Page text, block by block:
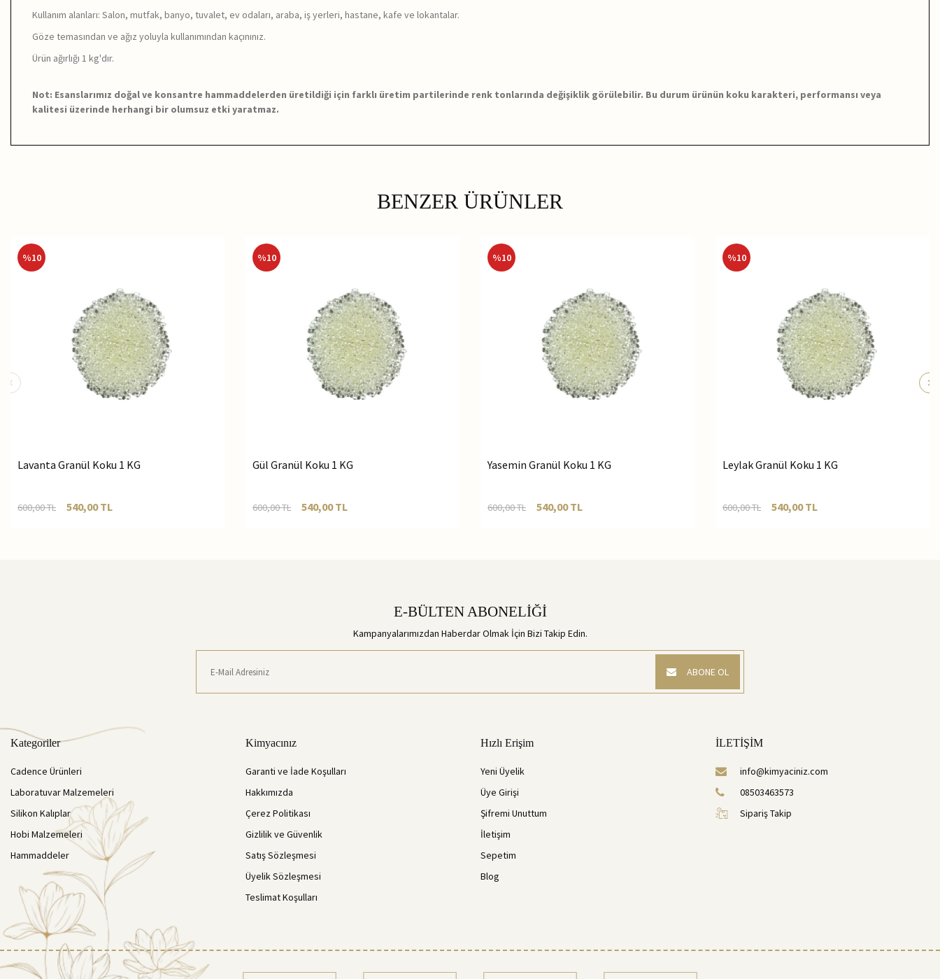
Kullanım alanları: Salon, mutfak, banyo, tuvalet, ev odaları, araba, iş yerleri, hastane, kafe ve lokantalar.
Göze temasından ve ağız yoluyla kullanımından kaçınınız.
Ürün ağırlığı 1 kg'dır.
Not: Esanslarımız doğal ve konsantre hammaddelerden üretildiği için farklı üretim partilerinde renk tonlarında değişiklik görülebilir. Bu durum ürünün koku karakteri, performansı veya
kalitesi üzerinde herhangi bir olumsuz etki yaratmaz.
BENZER ÜRÜNLER
%10
Lavanta Granül Koku 1 KG
600,00TL 540,00TL
%10
Gül Granül Koku 1 KG
600,00TL 540,00TL
%10
Yasemin Granül Koku 1 KG
600,00TL 540,00TL
%10
Leylak Granül Koku 1 KG
600,00TL 540,00TL
E-BÜLTEN ABONELİĞİ
Kampanyalarımızdan Haberdar Olmak İçin Bizi Takip Edin.
ABONE OL
Kategoriler
Cadence Ürünleri
Laboratuvar Malzemeleri
Silikon Kalıplar
Hobi Malzemeleri
Hammaddeler
Kimyacınız
Garanti ve İade Koşulları
Hakkımızda
Çerez Politikası
Gizlilik ve Güvenlik
Satış Sözleşmesi
Üyelik Sözleşmesi
Teslimat Koşulları
Hızlı Erişim
Yeni Üyelik
Üye Girişi
Şifremi Unuttum
İletişim
Sepetim
Blog
İLETİŞİM
info@kimyaciniz.com
08503463573
Sipariş Takip